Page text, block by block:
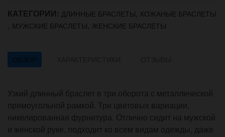
КАТЕГОРИИ: ДЛИННЫЕ БРАСЛЕТЫ, КОЖАНЫЕ БРАСЛЕТЫ
, МУЖСКИЕ БРАСЛЕТЫ, ЖЕНСКИЕ БРАСЛЕТЫ
ОБЗОР
Узкий длинный браслет в три оборота с металлической
прямоугольной рамкой. Три цветовых вариации,
никелированная фурнитура. Отлично сидит на мужской
и женской руке, подходит ко всем видам одежды, даже